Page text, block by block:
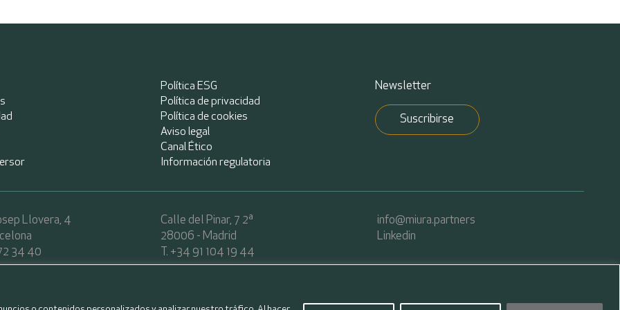
Política ESG
Política de privacidad
Política de cookies
Aviso legal
Canal Ético
Información regulatoria
Newsletter
Suscribirse
Llovera, 4
34 40
34 45
Calle del Pinar, 7 2ª
28006 - Madrid
T. +34 91 104 19 44
info@miura.partners
Linkedin
Partners. All rights reserved.
and to show you personalized advertising based on a profile created from your